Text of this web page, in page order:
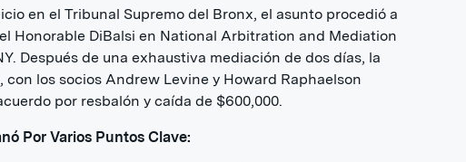
en el Tribunal Supremo del Bronx, el asunto procedió a
Honorable DiBalsi en National Arbitration and Mediation
Después de una exhaustiva mediación de dos días, la
con los socios Andrew Levine y Howard Raphaelson
por resbalón y caída de $600,000.
Por Varios Puntos Clave: